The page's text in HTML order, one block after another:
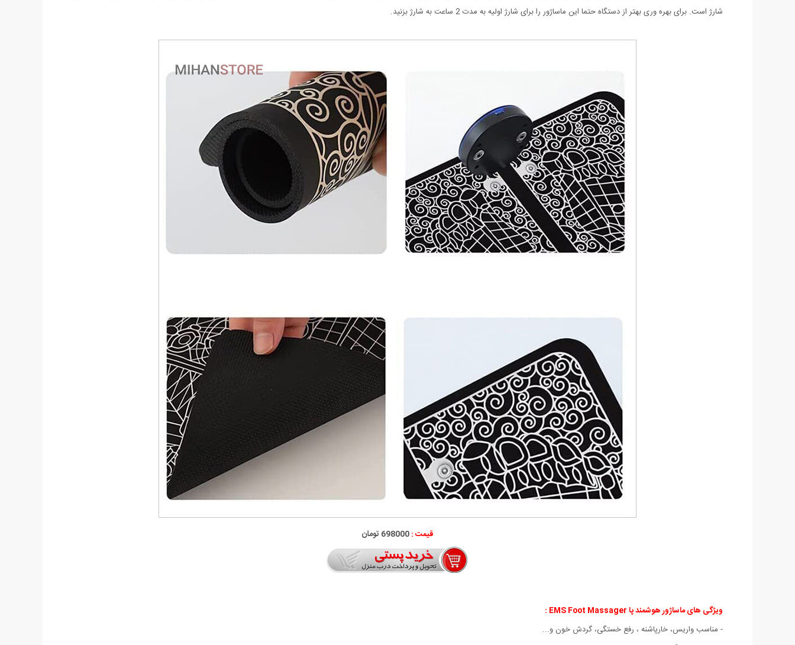
شارژ است. برای بهره وری بهتر از دستگاه حتما این ماساژور را برای شارژ اولیه به مدت 2 ساعت به شارژ بزنید.
قیمت :698000 تومان
ویژگی های ماساژور هوشمند پا EMS Foot Massager
:
- مناسب واریس، خارپاشنه ، رفع خستگی، گردش خون و...